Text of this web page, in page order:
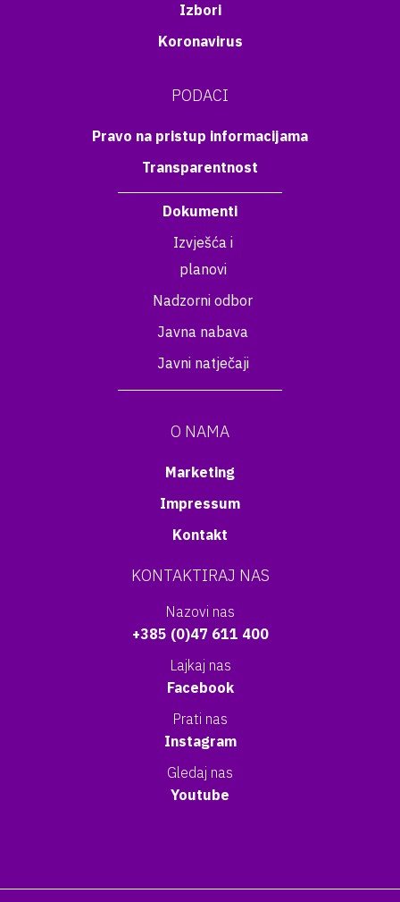
Izbori
Koronavirus
PODACI
Pravo na pristup informacijama
Transparentnost
Dokumenti
Izvješća i
planovi
Nadzorni odbor
Javna nabava
Javni natječaji
O NAMA
Marketing
Impressum
Kontakt
KONTAKTIRAJ NAS
Nazovi nas
+385 (0)47 611 400
Lajkaj nas
Facebook
Prati nas
Instagram
Gledaj nas
Youtube